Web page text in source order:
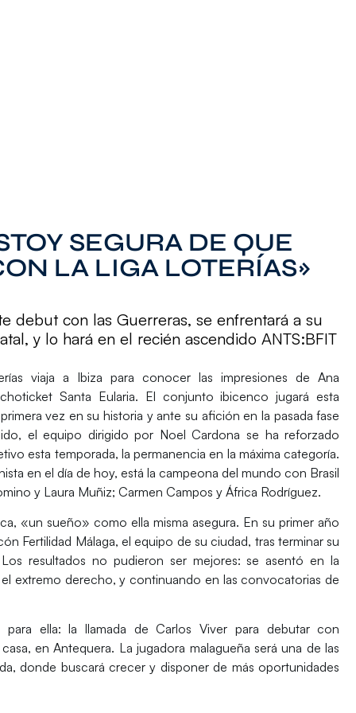
SEGURA DE QUE
LA LIGA LOTERÍAS»
debut con las Guerreras, se enfrentará a su
y lo hará en el recién ascendido ANTS:BFIT
viaja a Ibiza para conocer las impresiones deAna
Santa Eularia. El conjunto ibicenco jugará esta
vez en su historia y ante su afición en la pasada fase
el equipo dirigido por Noel Cardona se ha reforzado
esta temporada, la permanencia en la máxima categoría.
en el día de hoy, está la campeona del mundo con Brasil
y Laura Muñiz; Carmen Campos y África Rodríguez.
«un sueño» como ella misma asegura. En suprimer año
Fertilidad Málaga, el equipo de su ciudad, tras terminar su
resultados no pudieron ser mejores: se asentó en la
extremo derecho, y continuando en las convocatorias de
ella: la llamada de Carlos Viver para debutar con
en Antequera. La jugadora malagueña será una de las
donde buscará crecer y disponer de más oportunidades